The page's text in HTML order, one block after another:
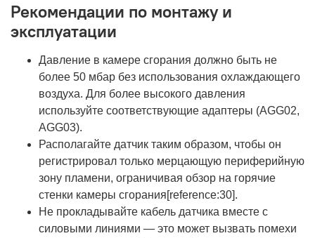
Рекомендации по монтажу и
эксплуатации
Давление в камере сгорания должно быть не
более 50 мбар без использования охлаждающего
воздуха. Для более высокого давления
используйте соответствующие адаптеры (AGG02,
AGG03).
Располагайте датчик таким образом, чтобы он
регистрировал только мерцающую периферийную
зону пламени, ограничивая обзор на горячие
стенки камеры сгорания[reference:30].
Не прокладывайте кабель датчика вместе с
силовыми линиями — это может вызвать помехи